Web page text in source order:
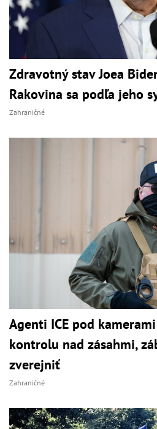
Zdravotný stav Joea
Rakovina sa podľa jeho
Zahraničné
Agenti ICE pod
kontrolu nad zásahmi,
zverejniť
Zahraničné